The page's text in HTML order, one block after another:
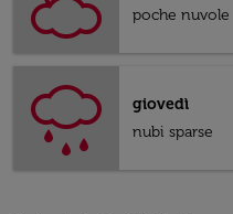
poche nuvole
giovedì
nubi sparse